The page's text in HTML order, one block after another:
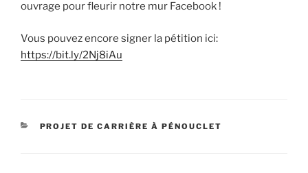
ouvrage pour fleurir notre mur Facebook !
Vous pouvez encore signer la pétition ici:
https://bit.ly/2Nj8iAu
CATEGORIES
PROJET DE CARRIÈRE À PÉNOUCLET